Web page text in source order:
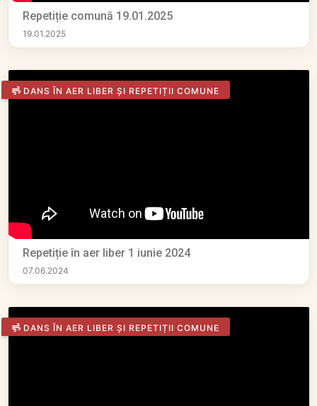
Repetiție comună 19.01.2025
19.01.2025
DANS ÎN AER LIBER ȘI REPETIȚII COMUNE
Repetiție în aer liber 1 iunie 2024
07.06.2024
DANS ÎN AER LIBER ȘI REPETIȚII COMUNE